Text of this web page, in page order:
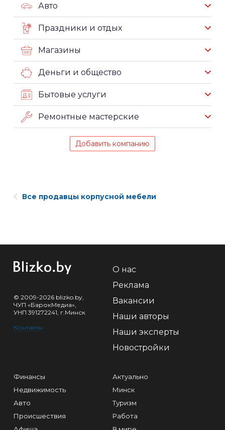
Авто
Праздники и отдых
Магазины
Деньги и общество
Бытовые услуги
Ремонтные мастерские
Добавить компанию
Все продавцы корпусной мебели
© 2009-2026 blizko.by,
ЧУП «БарокМедиа»,
УНП 391272241, г.Минск
Контакты
О нас
Реклама
Вакансии
Наши авторы
Наши эксперты
Новостройки
Финансы
Недвижимость
Авто
Происшествия
Актуально
Минск
Туризм
Работа